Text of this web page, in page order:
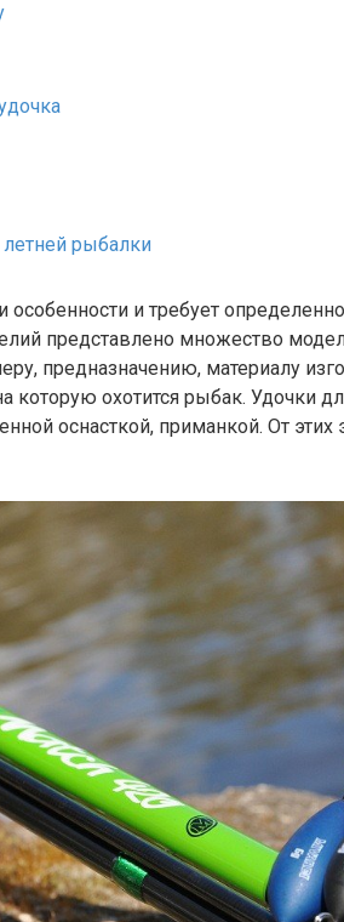
рыбалки
и требует
представлено множество
предназначению, материалу
которую охотится рыбак. Удочки
оснасткой, приманкой. От этих